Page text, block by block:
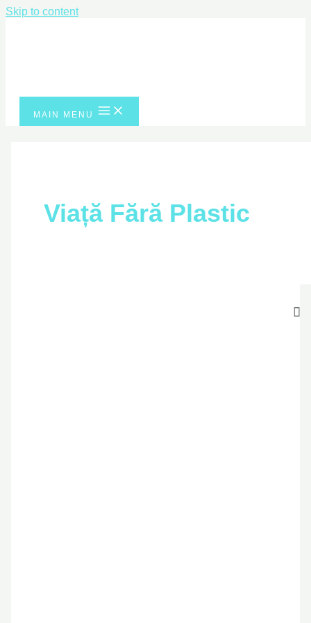
Skip to content
MAIN MENU
Viață Fără Plastic